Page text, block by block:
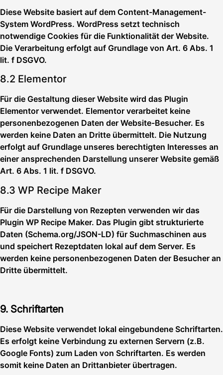
Diese Website basiert auf dem Content-Management-
System WordPress. WordPress setzt technisch
notwendige Cookies für die Funktionalität der Website.
Die Verarbeitung erfolgt auf Grundlage von Art. 6 Abs. 1
lit. f DSGVO.
8.2 Elementor
Für die Gestaltung dieser Website wird das Plugin
Elementor verwendet. Elementor verarbeitet keine
personenbezogenen Daten der Website-Besucher. Es
werden keine Daten an Dritte übermittelt. Die Nutzung
erfolgt auf Grundlage unseres berechtigten Interesses an
einer ansprechenden Darstellung unserer Website gemäß
Art. 6 Abs. 1 lit. f DSGVO.
8.3 WP Recipe Maker
Für die Darstellung von Rezepten verwenden wir das
Plugin WP Recipe Maker. Das Plugin gibt strukturierte
Daten (Schema.org/JSON-LD) für Suchmaschinen aus
und speichert Rezeptdaten lokal auf dem Server. Es
werden keine personenbezogenen Daten der Besucher an
Dritte übermittelt.
9. Schriftarten
Diese Website verwendet lokal eingebundene Schriftarten.
Es erfolgt keine Verbindung zu externen Servern (z.B.
Google Fonts) zum Laden von Schriftarten. Es werden
somit keine Daten an Drittanbieter übertragen.